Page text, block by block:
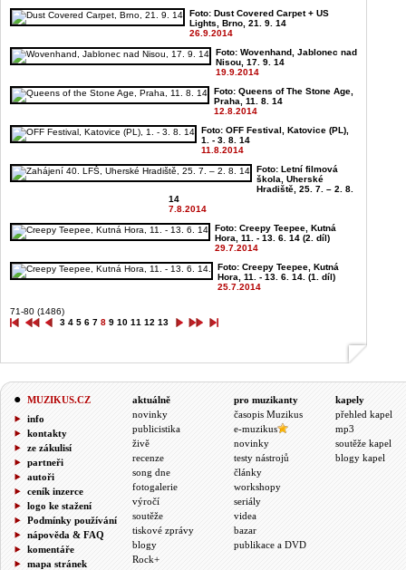
Foto: Dust Covered Carpet + US
Lights, Brno, 21. 9. 14
26.9.2014
Foto: Wovenhand, Jablonec nad
Nisou, 17. 9. 14
19.9.2014
Foto: Queens of The Stone Age,
Praha, 11. 8. 14
12.8.2014
Foto: OFF Festival, Katovice (PL),
1. - 3. 8. 14
11.8.2014
Foto: Letní filmová
škola, Uherské
Hradiště, 25. 7. – 2. 8.
14
7.8.2014
Foto: Creepy Teepee, Kutná
Hora, 11. - 13. 6. 14 (2. díl)
29.7.2014
Foto: Creepy Teepee, Kutná
Hora, 11. - 13. 6. 14. (1. díl)
25.7.2014
71-80 (1486)
3 4 5 6 7 8 9 10 11 12 13
MUZIKUS.CZ
info
kontakty
ze zákulisí
partneři
autoři
ceník inzerce
logo ke stažení
Podmínky používání
nápověda & FAQ
komentáře
mapa stránek
aktuálně
novinky
publicistika
živě
recenze
song dne
fotogalerie
výročí
soutěže
tiskové zprávy
blogy
Rock+
pro muzikanty
časopis Muzikus
e-muzikus
novinky
testy nástrojů
články
workshopy
seriály
videa
bazar
publikace a DVD
kapely
přehled kapel
mp3
soutěže kapel
blogy kapel